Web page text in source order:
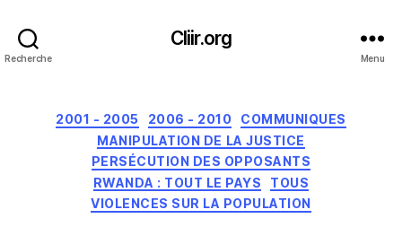
Recherche
Cliir.org
Menu
Catégories
2001 - 2005 2006 - 2010
COMMUNIQUES
MANIPULATION DE LA JUSTICE
PERSÉCUTION DES OPPOSANTS
RWANDA : TOUT LE PAYS
TOUS
VIOLENCES SUR LA POPULATION